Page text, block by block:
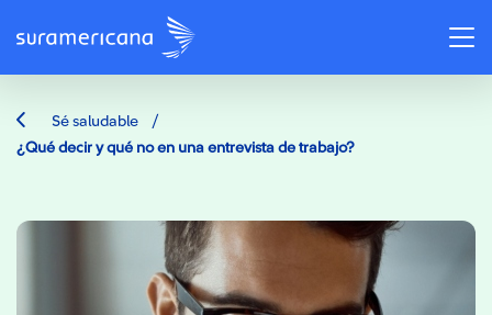
Sé saludable /
¿Qué decir y qué no en una entrevista de trabajo?